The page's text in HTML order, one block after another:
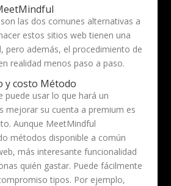
las dos comunes alternativas a
estos sitios web tienen una
pero además, el procedimiento de
realidad menos paso a paso.
y costo Método
puede usar lo que hará un
mejorar su cuenta a premium es
Aunque MeetMindful
métodos disponible a común
más interesante funcionalidad
quién gastar. Puede fácilmente
tipos. Por ejemplo,